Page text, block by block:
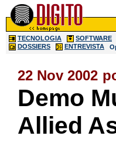
TECNOLOGIA SOFTWARE
DOSSIERS
ENTREVISTA
22 Nov 2002
Demo
Allied